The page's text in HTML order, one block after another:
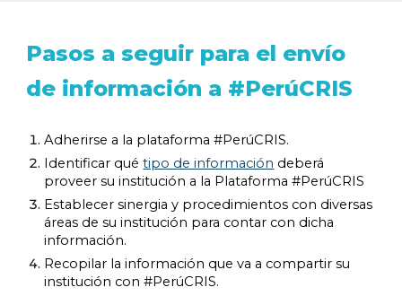
Pasos a seguir para el envío
de información a #PerúCRIS
Adherirse a la plataforma #PerúCRIS.
Identificar quétipo de información deberá
proveer su institución a la Plataforma #PerúCRIS
Establecer sinergia y procedimientos con diversas
áreas de su institución para contar con dicha
información.
Recopilar la información que va a compartir su
institución con #PerúCRIS.